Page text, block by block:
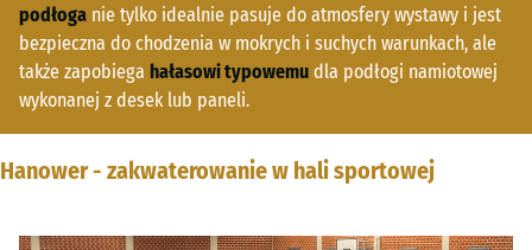
podłoga nie tylko idealnie pasuje do atmosfery wystawy i jest
bezpieczna do chodzenia w mokrych i suchych warunkach, ale
także zapobiega hałasowi typowemu dla podłogi namiotowej
wykonanej z desek lub paneli.
Hanower - zakwaterowanie w hali sportowej